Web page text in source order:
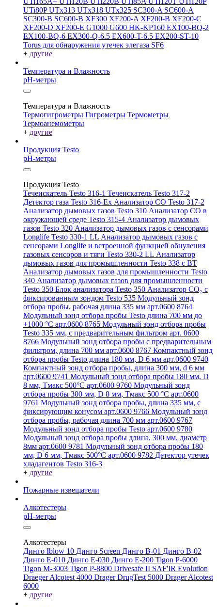
UTi80PUTx313 UTx318 UTx325 SC300-A SC600-A
SC300-B SC600-B XF300 XF200-A XF200-B XF200-C
XF200-D XF200-E G1000 G600 HK-KP160 EX100-BQ-2
EX100-BQ-6 EX300-Q-6.5 EX600-T-6.5 EX200-ST-10
Torus для обнаружения утечек элегаза SF6
+ другие
Температура и Влажность
pH-метры
Температура и Влажность
Термогигрометры Гигрометры Термометры
Термоанемометры
+ другие
Продукция Testo
pH-метры
Продукция Testo
Течеискатель Testo 316-1 Течеискатель Testo 317-2
Детектор газа Testo 316-Ex Анализатор CO Testo 317-2
Анализатор дымовых газов Testo 310 Анализатор CO в
окружающей среде Testo 315-4 Анализатор дымовых
газов Testo 320 Анализатор дымовых газов с сенсорами
Longlife Testo 330-1 LL Анализатор дымовых газов с
сенсорами Longlife и встроенной функцией обнуления
газовых сенсоров и тяги Testo 330-2 LL Анализатор
дымовых газов для промышленности Testo 338 с BT
Анализатор дымовых газов для промышленности Testo
340 Анализатор дымовых газов для промышленности
Testo 350 Блок анализатора Testo 350 Анализатор СО₂ с
фиксированным зондом Testo 535 Модульный зонд
отбора пробы, рабочая длина 335 мм арт.0600 8764
Модульный зонд отбора пробы Testo длина 700 мм до
+1000 °С арт.0600 8765 Модульный зонд отбора пробы
Testo 335 мм, с предварительным фильтром арт. 0600
8766 Модульный зонд отбора пробы с предварительным
фильтром, длина 700 мм арт.0600 8767 Компактный зонд
отбора пробы Testo длина 180 мм, D 6 мм арт.0600 9740
Компактный зонд отбора пробы, длина 300 мм, d 6 мм
арт.0600 9741 Модульный зонд отбора пробы 180 мм, D
8 мм, Tмакс 500°С арт.0600 9760 Модульный зонд
отбора пробы 300 мм, D 8 мм, Tмакс 500 °C арт.0600
9761 Модульный зонд отбора пробы, длина 335 мм, с
фиксирующим конусом арт.0600 9766 Модульный зонд
отбора пробы, рабочая длина 700 мм арт.0600 9767
Модульный зонд отбора пробы Testo арт.0600 9780
Модульный зонд отбора пробы длина, 300 мм, диаметр
8мм арт.0600 9781 Модульный зонд отбора пробы 180
мм, D 6 мм, Tмакс 500°С арт.0600 9782 Детектор утечек
хладагентов Testo 316-3
+ другие
Пожарные извещатели
Алкотестеры
pH-метры
Алкотестеры
Динго Iblow 10 Динго Screen Динго В-01 Динго В-02
Динго Е-010 Динго Е-030 Динго Е-200 Tigon P-6000
Tigon M-3003 Tigon P-8800 Drivesafe II SAF'IR Evolution
Draeger Alcotest 4000 Drager DrugTest 5000 Drager Alcotest
6000
+ другие